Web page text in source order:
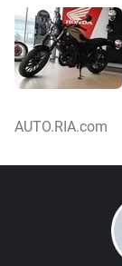
AUTO.RIA.com